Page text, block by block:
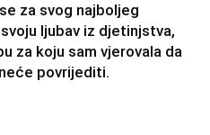
za svog najboljeg
ljubav iz djetinjstva,
za koju sam vjerovala da
povrijediti.